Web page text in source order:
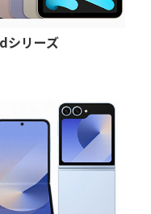
シリーズ